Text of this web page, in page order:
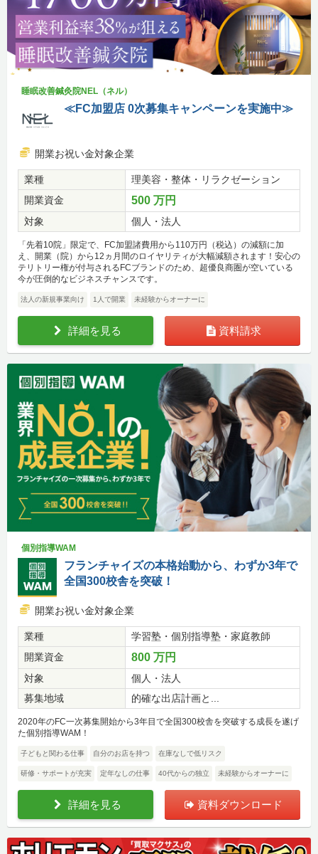
睡眠改善鍼灸院NEL（ネル）
≪FC加盟店 0次募集キャンペーンを実施中≫
開業お祝い金対象企業
業種
理美容・整体・リラクゼーション
開業資金
500 万円
対象 個人・法人
「先着10院」限定で、FC加盟諸費用から110万円（税込）の減額に加
え、開業（院）から12ヵ月間のロイヤリティが大幅減額されます！安心の
テリトリー権が付与されるFCブランドのため、超優良商圏が空いている
今が圧倒的なビジネスチャンスです。
法人の新規事業向け 1人で開業 未経験からオーナーに
詳細を見る 資料請求
個別指導WAM
フランチャイズの本格始動から、わずか3年で
全国300校舎を突破！
開業お祝い金対象企業
業種
学習塾・個別指導塾・家庭教師
開業資金
800 万円
対象
個人・法人
募集地域
的確な出店計画と...
2020年のFC一次募集開始から3年目で全国300校舎を突破する成長を遂げ
た個別指導WAM！
子どもと関わる仕事 自分のお店を持つ 在庫なしで低リスク
研修・サポートが充実 定年なしの仕事 40代からの独立 未経験からオーナーに
詳細を見る 資料ダウンロード